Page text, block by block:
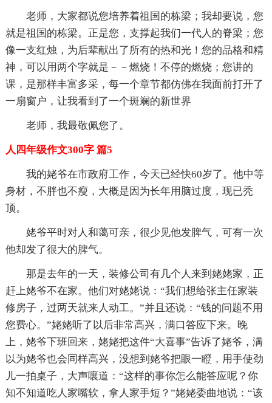
老师，大家都说您培养着祖国的栋梁；我却要说，您
就是祖国的栋梁。正是您，支撑起我们一代人的脊梁；您
像一支红烛，为后辈献出了所有的热和光！您的品格和精
神，可以用两个字就是－－燃烧！不停的燃烧；您讲的
课，是那样丰富多采，每一个章节都仿佛在我面前打开了
一扇窗户，让我看到了一个斑斓的新世界
老师，我最敬佩您了。
人四年级作文300字 篇5
我的姥爷在市政府工作，今天已经快60岁了。他中等
身材，不胖也不瘦，大概是因为长年用脑过度，现已秃
顶。
姥爷平时对人和蔼可亲，很少见他发脾气，可有一次
他却发了很大的脾气。
那是去年的一天，装修公司有几个人来到姥姥家，正
赶上姥爷不在家。他们对姥姥说：“我们想给张主任家装
修房子，过两天就来人动工。”并且还说：“钱的问题不用
您费心。”姥姥听了以后非常高兴，满口答应下来。晚
上，姥爷下班回来，姥姥把这件“大喜事”告诉了姥爷，满
以为姥爷也会同样高兴，没想到姥爷把眼一瞪，用手使劲
儿一拍桌子，大声嚷道：“这样的事你怎么能答应呢？你
知不知道吃人家嘴软，拿人家手短？”姥姥委曲地说：“该